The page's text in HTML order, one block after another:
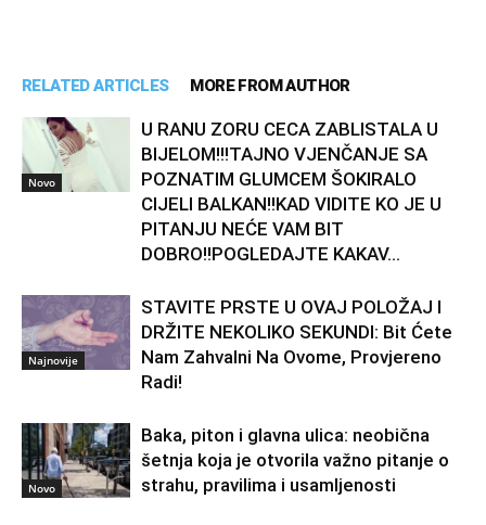
RELATED ARTICLES MORE FROM AUTHOR
Novo
U RANU ZORU CECA ZABLISTALA U
BIJELOM!!!TAJNO VJENČANJE SA
POZNATIM GLUMCEM ŠOKIRALO
CIJELI BALKAN!!KAD VIDITE KO JE U
PITANJU NEĆE VAM BIT
DOBRO!!POGLEDAJTE KAKAV...
Najnovije
STAVITE PRSTE U OVAJ POLOŽAJ I
DRŽITE NEKOLIKO SEKUNDI: Bit Ćete
Nam Zahvalni Na Ovome, Provjereno
Radi!
Novo
Baka, piton i glavna ulica: neobična
šetnja koja je otvorila važno pitanje o
strahu, pravilima i usamljenosti